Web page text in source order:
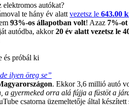
autókat?
te hány év alatt vezetsz le 643.00
93%-os állapotban volt! Azaz 7%-ot
autódba, akkor20 év alatt vezetsz le
és próbál ki
ilyen öreg se”
. Ekkor 3,6 millió autó
a gyermeked orra alá fújja a füstöt a
csatorna üzemeltetője által készített